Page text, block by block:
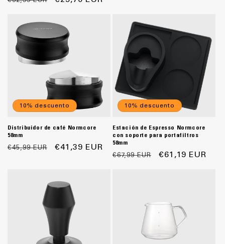
oferta
10% descuento
Distribuidor de café Normcore
58mm
Precio
€45,99 EUR
Precio
€41,39 EUR
10% descuento
Estación de Espresso Normcore
con soporte para portafiltros
58mm
Precio
€67,99 EUR
Precio
€61,19 EUR